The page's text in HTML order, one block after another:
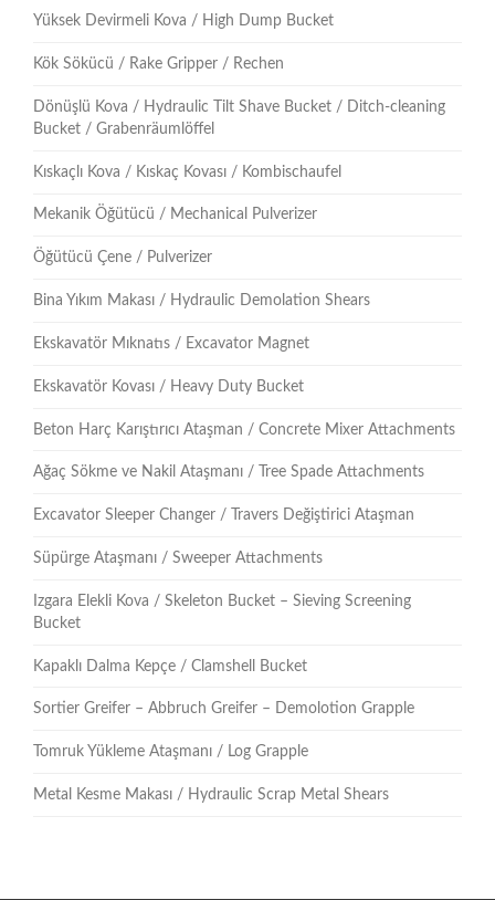
Yüksek Devirmeli Kova / High Dump Bucket
Kök Sökücü / Rake Gripper / Rechen
Dönüşlü Kova / Hydraulic Tilt Shave Bucket / Ditch-cleaning
Bucket / Grabenräumlöffel
Kıskaçlı Kova / Kıskaç Kovası / Kombischaufel
Mekanik Öğütücü / Mechanical Pulverizer
Öğütücü Çene / Pulverizer
Bina Yıkım Makası / Hydraulic Demolation Shears
Ekskavatör Mıknatıs / Excavator Magnet
Ekskavatör Kovası / Heavy Duty Bucket
Beton Harç Karıştırıcı Ataşman / Concrete Mixer Attachments
Ağaç Sökme ve Nakil Ataşmanı / Tree Spade Attachments
Excavator Sleeper Changer / Travers Değiştirici Ataşman
Süpürge Ataşmanı / Sweeper Attachments
Izgara Elekli Kova / Skeleton Bucket – Sieving Screening
Bucket
Kapaklı Dalma Kepçe / Clamshell Bucket
Sortier Greifer – Abbruch Greifer – Demolotion Grapple
Tomruk Yükleme Ataşmanı / Log Grapple
Metal Kesme Makası / Hydraulic Scrap Metal Shears